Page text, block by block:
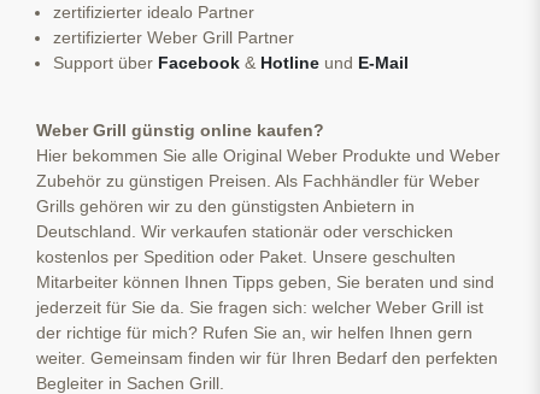
zertifizierter idealo Partner
zertifizierter Weber Grill Partner
Support über Facebook & Hotline und E-Mail
Weber Grill günstig online kaufen?
Hier bekommen Sie alle Original Weber Produkte und Weber
Zubehör zu günstigen Preisen. Als Fachhändler für Weber
Grills gehören wir zu den günstigsten Anbietern in
Deutschland. Wir verkaufen stationär oder verschicken
kostenlos per Spedition oder Paket. Unsere geschulten
Mitarbeiter können Ihnen Tipps geben, Sie beraten und sind
jederzeit für Sie da. Sie fragen sich: welcher Weber Grill ist
der richtige für mich? Rufen Sie an, wir helfen Ihnen gern
weiter. Gemeinsam finden wir für Ihren Bedarf den perfekten
Begleiter in Sachen Grill.